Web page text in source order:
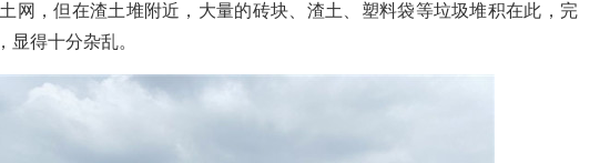
网，但在渣土堆附近，大量的砖块、渣土、塑料袋等垃圾堆积在此，完
显得十分杂乱。